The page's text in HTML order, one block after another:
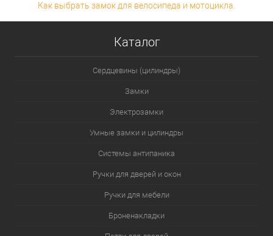
Как выбрать замок для велосипеда и мотоцикла.
Каталог
Сердцевины (цилиндры)
Замки
Электрозамки
Умные замки и цилиндры
Системы антипаника
Ручки для дверей и окон
Ручки для мебели
Броненакладки